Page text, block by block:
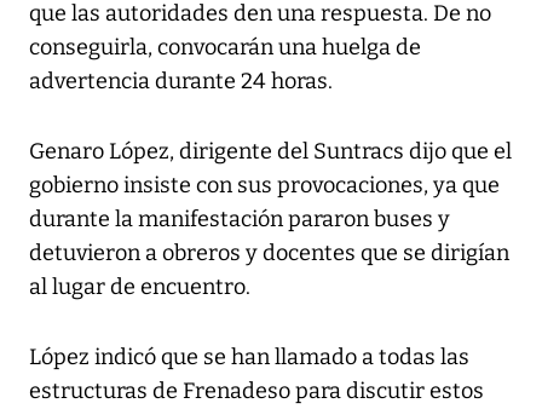
que las autoridades den una respuesta. De no
conseguirla, convocarán una huelga de
advertencia durante 24 horas.
Genaro López, dirigente del Suntracs dijo que el
gobierno insiste con sus provocaciones, ya que
durante la manifestación pararon buses y
detuvieron a obreros y docentes que se dirigían
al lugar de encuentro.
López indicó que se han llamado a todas las
estructuras de Frenadeso para discutir estos